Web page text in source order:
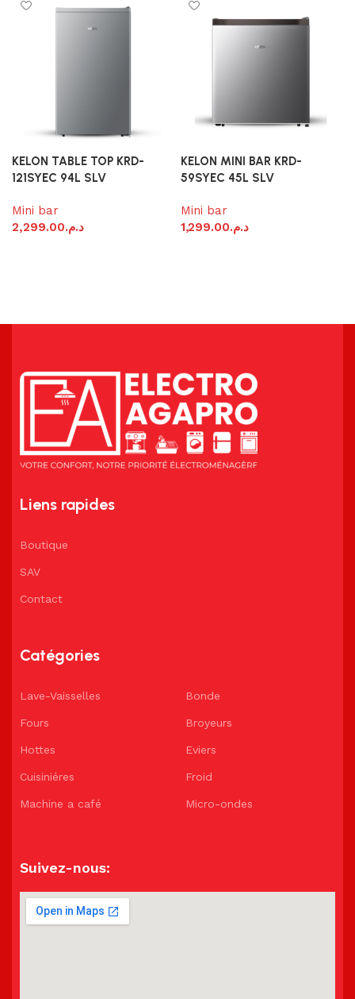
KELON TABLE TOP KRD-
121SYEC 94L SLV
Mini bar
د.م.2,299.00
KELON MINI BAR KRD-
59SYEC 45L SLV
Mini bar
د.م.1,299.00
Liens rapides
Boutique
SAV
Contact
Catégories
Lave-Vaisselles
Fours
Hottes
Cuisiniéres
Machine a café
Bonde
Broyeurs
Eviers
Froid
Micro-ondes
Suivez-nous: